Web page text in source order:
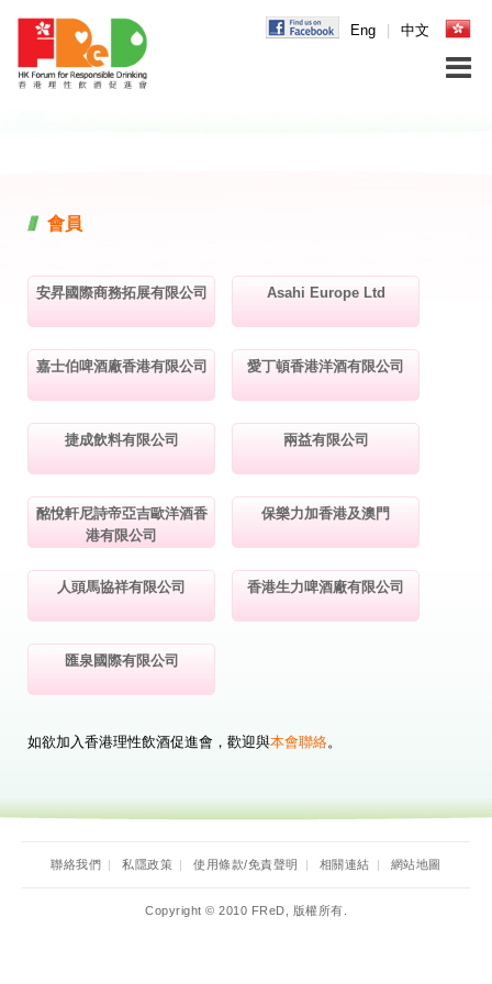
Eng 中文
會員
安昇國際商務拓展有限公司 Asahi Europe Ltd
嘉士伯啤酒廠香港有限公司 愛丁頓香港洋酒有限公司
捷成飲料有限公司 兩益有限公司
酩悅軒尼詩帝亞吉歐洋酒香
港有限公司
保樂力加香港及澳門
人頭馬協祥有限公司 香港生力啤酒廠有限公司
匯泉國際有限公司
如欲加入香港理性飲酒促進會，歡迎與本會聯絡。
聯絡我們 | 私隱政策 | 使用條款/免責聲明 | 相關連結 | 網站地圖
Copyright © 2010 FReD, 版權所有.